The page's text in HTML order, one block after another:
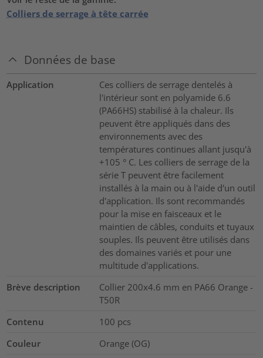
Colliers de serrage à tête carrée
Données de base
Application
Ces colliers de serrage dentelés à
l'intérieur sont en polyamide 6.6
(PA66HS) stabilisé à la chaleur. Ils
peuvent être appliqués dans des
environnements avec des
températures continues allant jusqu'à
+105 ° C. Les colliers de serrage de la
série T peuvent être facilement
installés à la main ou à l'aide d'un outil
d'application. Ils sont recommandés
pour la mise en faisceaux et le
maintien de câbles, conduits et tuyaux
souples. Ils peuvent être utilisés dans
des domaines variés et pour une
multitude d'applications.
Brève description
Collier 200x4.6 mm en PA66 Orange -
T50R
Contenu
100 pcs
Couleur
Orange (OG)